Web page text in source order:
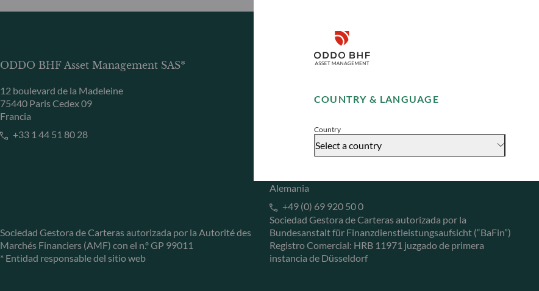
COUNTRY & LANGUAGE
Country
Select a country
Disclaimer
Accept
ODDO BHF Asset Management SAS*
12 boulevard de la Madeleine
75440 Paris Cedex 09
Francia
+33 1 44 51 80 28
Sociedad Gestora de Carteras autorizada por la Autorité des
Marchés Financiers (AMF) con el n.º GP 99011
* Entidad responsable del sitio web
ODDO BHF Asset Management GmbH
40217 Düsseldorf
+49 (0) 211 239 24 01
Alemania
+49 (0) 69 920 50 0
Sociedad Gestora de Carteras autorizada por la
Bundesanstalt für Finanzdienstleistungsaufsicht (“BaFin”)
Registro Comercial: HRB 11971 juzgado de primera
instancia de Düsseldorf